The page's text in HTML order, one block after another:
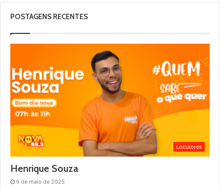
POSTAGENS RECENTES
Locutores
Henrique Souza
6 de maio de 2025